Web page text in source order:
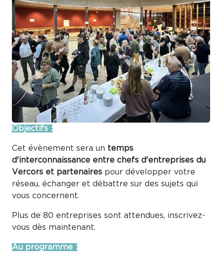
Objectifs :
Cet évènement sera un temps
d'interconnaissance entre chefs d'entreprises du
Vercors et partenaires pour développer votre
réseau, échanger et débattre sur des sujets qui
vous concernent.
Plus de 80 entreprises sont attendues, inscrivez-
vous dès maintenant.
Au programme :